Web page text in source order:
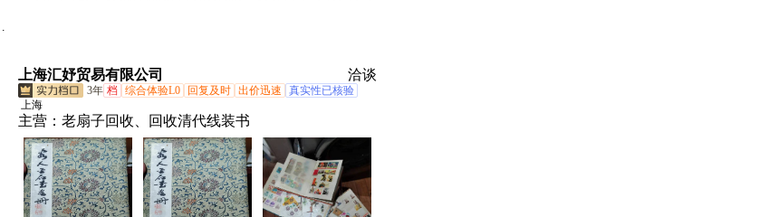
上海汇妤贸易有限公司 洽谈
3年 档 综合体验L0 回复及时 出价迅速
真实性已核验
上海
主营： 老扇子回收、回收清代线装书